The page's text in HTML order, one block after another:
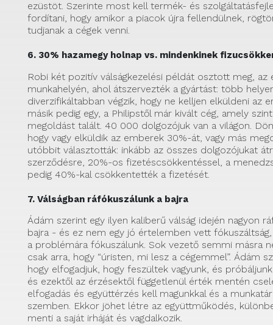
ezüstöt. Szerinte most kell termék- és
fordítani, hogy amikor a piacok újra fellendülnek,
tudjanak a cégek venni.
6. 30% hazamegy holnap vs. mindenkinek
Robi két pozitív válságkezelési példát osztott meg, az
munkahelyén, ahol átszervezték a gyártást: több
diverzifikáltabban végzik, hogy ne kelljen elküldeni az
másik pedig egy, a Philipstől már kivált cég, amely
megoldást talált. 40 000 dolgozójuk van a világon.
hogy vagy elküldik az emberek 30%-át, vagy más
utóbbit választották: inkább az összes dolgozójukat
szerződésre, 20%-os fizetéscsökkentéssel, a
pedig 40%-kal csökkentették a fizetését.
7. Válságban ráfókuszálunk a bajra
Ádám szerint egy ilyen kaliberű válság idején nagyon
bajra - és ez nem egy jó értelemben vett
a problémára fókuszálunk. Sok vezető semmi másra
csak arra, hogy “úristen, mi lesz a cégemmel”. Ádám
hogy elfogadjuk, hogy feszültek vagyunk, és
és ezektől az érzésektől függetlenül érték mentén
elfogadás és együttérzés kell magunkkal és a
szemben. Ekkor jöhet létre az együttműködés,
menti a saját irháját és vagdalkozik.